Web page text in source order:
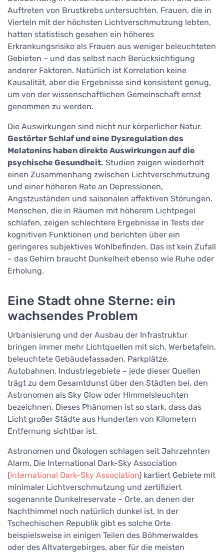
Auftreten von Brustkrebs untersuchten. Frauen, die in
Vierteln mit der höchsten Lichtverschmutzung lebten,
hatten statistisch gesehen ein höheres
Erkrankungsrisiko als Frauen aus weniger beleuchteten
Gebieten – und das selbst nach Berücksichtigung
anderer Faktoren. Natürlich ist Korrelation keine
Kausalität, aber die Ergebnisse sind konsistent genug,
um von der wissenschaftlichen Gemeinschaft ernst
genommen zu werden.
Die Auswirkungen sind nicht nur körperlicher Natur.
Gestörter Schlaf und eine Dysregulation des
Melatonins haben direkte Auswirkungen auf die
psychische Gesundheit. Studien zeigen wiederholt
einen Zusammenhang zwischen Lichtverschmutzung
und einer höheren Rate an Depressionen,
Angstzuständen und saisonalen affektiven Störungen.
Menschen, die in Räumen mit höherem Lichtpegel
schlafen, zeigen schlechtere Ergebnisse in Tests der
kognitiven Funktionen und berichten über ein
geringeres subjektives Wohlbefinden. Das ist kein Zufall
– das Gehirn braucht Dunkelheit ebenso wie Ruhe oder
Erholung.
Eine Stadt ohne Sterne: ein
wachsendes Problem
Urbanisierung und der Ausbau der Infrastruktur
bringen immer mehr Lichtquellen mit sich. Werbetafeln,
beleuchtete Gebäudefassaden, Parkplätze,
Autobahnen, Industriegebiete – jede dieser Quellen
trägt zu dem Gesamtdunst über den Städten bei, den
Astronomen als Sky Glow oder Himmelsleuchten
bezeichnen. Dieses Phänomen ist so stark, dass das
Licht großer Städte aus Hunderten von Kilometern
Entfernung sichtbar ist.
Astronomen und Ökologen schlagen seit Jahrzehnten
Alarm. Die International Dark-Sky Association
(International Dark-Sky Association) kartiert Gebiete mit
minimaler Lichtverschmutzung und zertifiziert
sogenannte Dunkelreservate – Orte, an denen der
Nachthimmel noch natürlich dunkel ist. In der
Tschechischen Republik gibt es solche Orte
beispielsweise in einigen Teilen des Böhmerwaldes
oder des Altvatergebirges, aber für die meisten